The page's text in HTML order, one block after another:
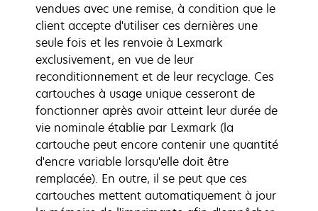
vendues avec une remise, à condition que le
client accepte d'utiliser ces dernières une
seule fois et les renvoie à Lexmark
exclusivement, en vue de leur
reconditionnement et de leur recyclage. Ces
cartouches à usage unique cesseront de
fonctionner après avoir atteint leur durée de
vie nominale établie par Lexmark (la
cartouche peut encore contenir une quantité
d'encre variable lorsqu'elle doit être
remplacée). En outre, il se peut que ces
cartouches mettent automatiquement à jour